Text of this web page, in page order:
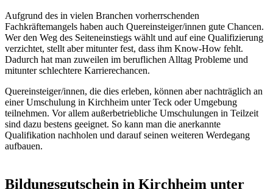
Aufgrund des in vielen Branchen vorherrschenden
Fachkräftemangels haben auch Quereinsteiger/innen gute Chancen.
Wer den Weg des Seiteneinstiegs wählt und auf eine Qualifizierung
verzichtet, stellt aber mitunter fest, dass ihm Know-How fehlt.
Dadurch hat man zuweilen im beruflichen Alltag Probleme und
mitunter schlechtere Karrierechancen.
Quereinsteiger/innen, die dies erleben, können aber nachträglich an
einer Umschulung in Kirchheim unter Teck oder Umgebung
teilnehmen. Vor allem außerbetriebliche Umschulungen in Teilzeit
sind dazu bestens geeignet. So kann man die anerkannte
Qualifikation nachholen und darauf seinen weiteren Werdegang
aufbauen.
Bildungsgutschein in Kirchheim unter